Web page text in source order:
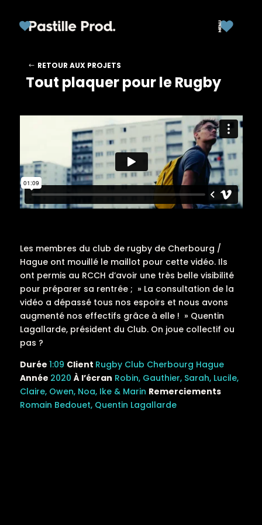
RETOUR AUX PROJETS
Tout plaquer pour le Rugby
Les membres du club de rugby de Cherbourg /
Hague ont mouillé le maillot pour cette vidéo. Ils
ont permis au RCCH d’avoir une très belle visibilité
pour préparer sa rentrée ; » La consultation de la
vidéo a dépassé tous nos espoirs et nous avons
augmenté nos effectifs grâce à elle ! » Quentin
Lagallarde, président du Club. On joue collectif ou
pas ?
Durée 1:09 Client Rugby Club Cherbourg Hague
Année 2020 À l’écran Robin, Gauthier, Sarah, Lucile,
Claire, Owen, Noa, Ike & Marin Remerciements
Romain Bedouet, Quentin Lagallarde